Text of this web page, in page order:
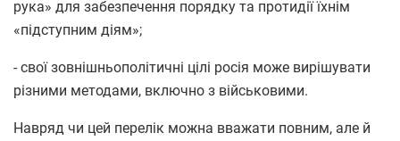
рука» для забезпечення порядку та протидії їхнім
«підступним діям»;
- свої зовнішньополітичні цілі росія може вирішувати
різними методами, включно з військовими.
Навряд чи цей перелік можна вважати повним, але й